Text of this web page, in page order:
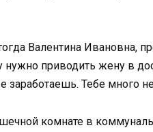
Валентина Ивановна,
приводить жену в
заработаешь. Тебе много
комнате в